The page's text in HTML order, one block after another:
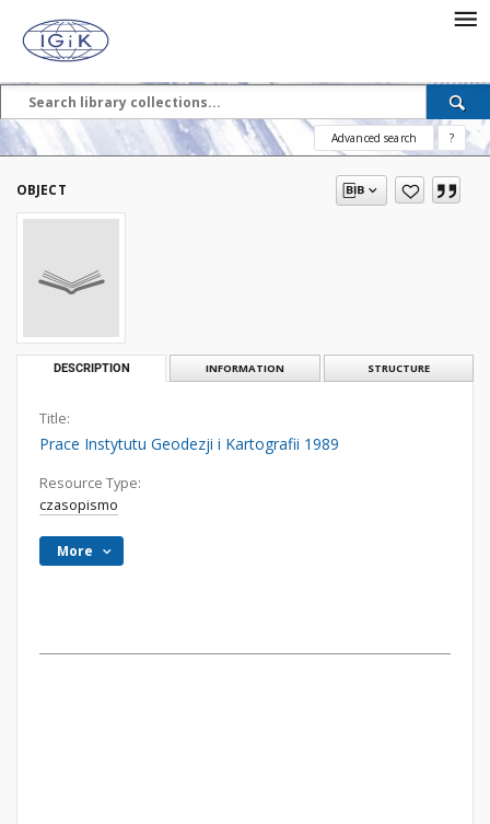
Advanced search ?
OBJECT
DESCRIPTION INFORMATION STRUCTURE
Title:
Prace Instytutu Geodezji i Kartografii 1989
Resource Type:
czasopismo
More